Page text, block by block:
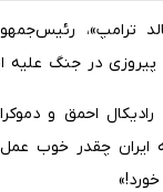
ترامپ»،
در جنگ علیه
احمق و
چقدر خوب عمل